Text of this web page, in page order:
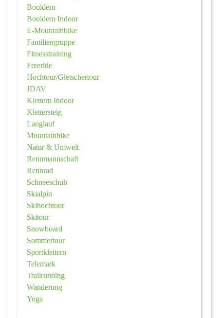
Bouldern
Bouldern Indoor
E-Mountainbike
Familiengruppe
Fitnesstraining
Freeride
Hochtour/Gletschertour
JDAV
Klettern Indoor
Klettersteig
Langlauf
Mountainbike
Natur & Umwelt
Rennmannschaft
Rennrad
Schneeschuh
Skialpin
Skihochtour
Skitour
Snowboard
Sommertour
Sportklettern
Telemark
Trailrunning
Wanderung
Yoga